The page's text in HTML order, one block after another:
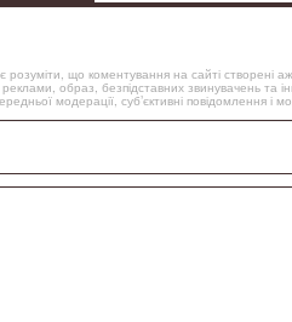
що коментування на сайті створені аж
образ, безпідставних звинувачень та
модерації, суб’єктивні повідомлення і